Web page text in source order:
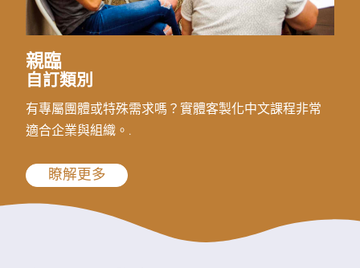
親臨
自訂類別
有專屬團體或特殊需求嗎？實體客製化中文課程非常
適合企業與組織。.
瞭解更多